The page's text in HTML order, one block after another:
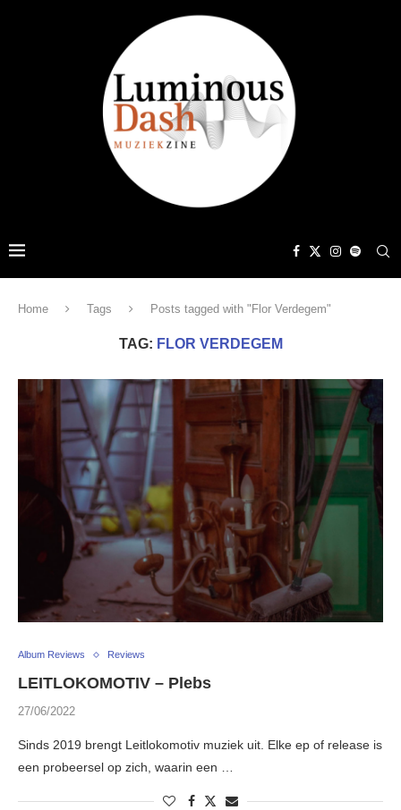
Home Tags Posts tagged with "Flor Verdegem"
TAG: FLOR VERDEGEM
Album Reviews Reviews
LEITLOKOMOTIV – Plebs
27/06/2022
Sinds 2019 brengt Leitlokomotiv muziek uit. Elke ep of release is
een probeersel op zich, waarin een …